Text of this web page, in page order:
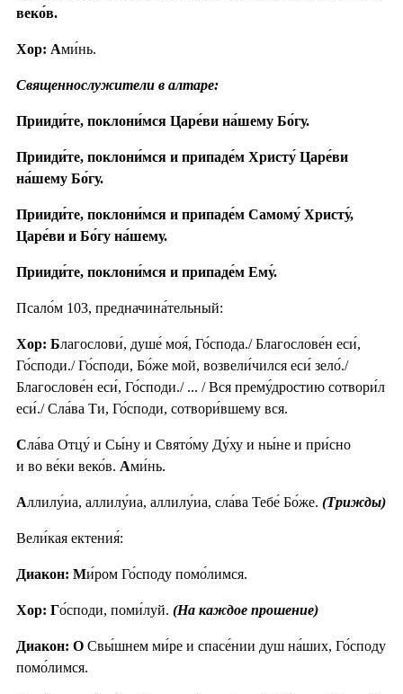
веко́в.
Хор: Ами́нь.
Священнослужители в алтаре:
Прииди́те, поклони́мся Царе́ви на́шему Бо́гу.
Прииди́те, поклони́мся и припаде́м Христу́ Царе́ви
на́шему Бо́гу.
Прииди́те, поклони́мся и припаде́м Самому́ Христу́,
Царе́ви и Бо́гу на́шему.
Прииди́те, поклони́мся и припаде́м Ему́.
Псало́м 103, предначина́тельный:
Хор: Благослови́, душе́ моя́, Го́спода./ Благослове́н еси́,
Го́споди./ Го́споди, Бо́же мой, возвели́чился еси́ зело́./
Благослове́н еси́, Го́споди./ ... / Вся прему́дростию сотвори́л
еси́./ Сла́ва Ти, Го́споди, сотвори́вшему вся.
Сла́ва Отцу́ и Сы́ну и Свято́му Ду́ху и ны́не и при́сно
и во ве́ки веко́в. Ами́нь.
Аллилу́иа, аллилу́иа, аллилу́иа, сла́ва Тебе́ Бо́же. (Трижды)
Вели́кая ектения́:
Диакон: Ми́ром Го́споду помо́лимся.
Хор: Го́споди, поми́луй. (На каждое прошение)
Диакон: О Свы́шнем ми́ре и спасе́нии душ на́ших, Го́споду
помо́лимся.